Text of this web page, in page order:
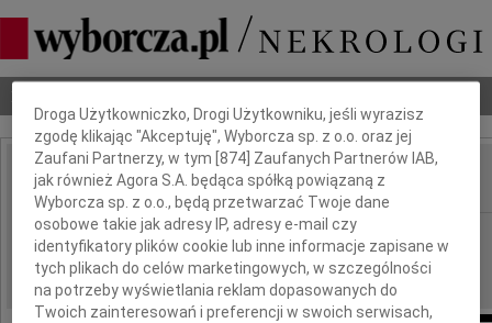
IMIĘ I NAZWISKO:
REGION: Warszawa
DATA EMISJI: 09.10.2009
Dbamy o Twoją prywatność
Droga Użytkowniczko, Drogi Użytkowniku, jeśli wyrazisz
zgodę klikając "Akceptuję", Wyborcza sp. z o.o. oraz jej
Zaufani Partnerzy, w tym [874 ] Zaufanych Partnerów IAB,
jak również Agora S.A. będąca spółką powiązaną z
Wyborcza sp. z o.o., będą przetwarzać Twoje dane
osobowe takie jak adresy IP, adresy e-mail czy
identyfikatory plików cookie lub inne informacje zapisane w
tych plikach do celów marketingowych, w szczególności
na potrzeby wyświetlania reklam dopasowanych do
Twoich zainteresowań i preferencji w swoich serwisach,